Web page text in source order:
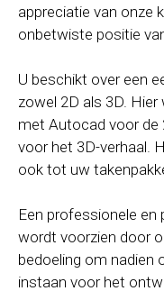
appreciatie van onze
onbetwiste positie
U beschikt over een
zowel 2D als 3D.
met Autocad voor de
voor het 3D-verhaal.
ook tot uw
Een professionele en
wordt voorzien door
bedoeling om nadien
instaan voor het